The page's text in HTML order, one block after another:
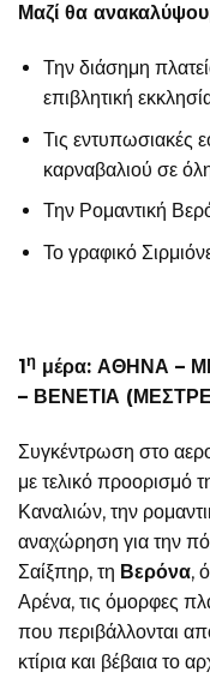
Μαζί θα
Την διάσημη
επιβλητική
Τις εντυπωσιακές
καρναβαλιού σε
Την Ρομαντική
Το γραφικό
1η μέρα: ΑΘΗΝΑ –
– ΒΕΝΕΤΙΑ
Συγκέντρωση στο
με τελικό προορισμό
Καναλιών, την
αναχώρηση για την
Σαίξπηρ, τη Βερόνα,
Αρένα, τις όμορφες
που περιβάλλονται
κτίρια και βέβαια το